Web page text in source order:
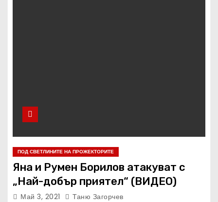
ПОД СВЕТЛИНИТЕ НА ПРОЖЕКТОРИТЕ
Яна и Румен Борилов атакуват с
„Най-добър приятел“ (ВИДЕО)
Май 3, 2021 Таню Загорчев